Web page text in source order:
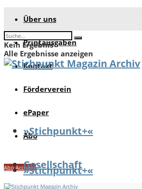
Über uns
Printausgaben
Kontakt
Förderverein
ePaper
Abo
Abo Account
Kein Ergebnis
Alle Ergebnisse anzeigen
»Stichpunkt+«
Gesellschaft
»Stichpunkt+«